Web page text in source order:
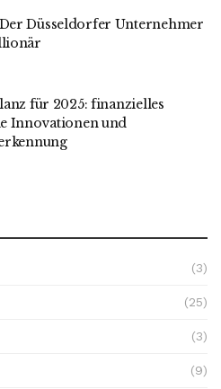
Düsseldorfer Unternehmer
für 2025: finanzielles
Innovationen und
(3)
(25)
(3)
(9)